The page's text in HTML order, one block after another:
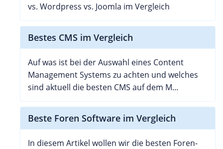
vs. Wordpress vs. Joomla im Vergleich
Bestes CMS im Vergleich
Auf was ist bei der Auswahl eines Content
Management Systems zu achten und welches
sind aktuell die besten CMS auf dem M...
Beste Foren Software im Vergleich
In diesem Artikel wollen wir die besten Foren-